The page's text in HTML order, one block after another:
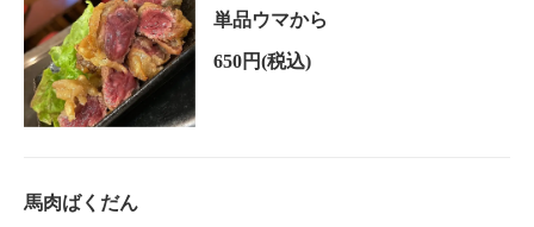
単品ウマから
650円(税込)
馬肉ばくだん